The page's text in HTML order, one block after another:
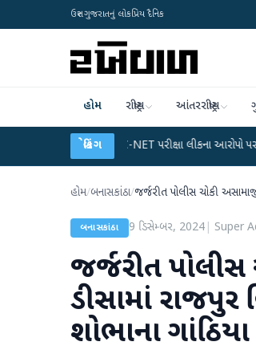
ઉત્તર ગુજરાતનું લોકપ્રિય દૈનિક
હોમ રાષ્ટ્રીય આંતરરાષ્ટ્રીય
બ્રેકિંગ
UGC-NET પરીક્ષા લીકના આરોપો પર રાહુલ ગાંધીએ
હોમ/બનાસકાંઠા/જર્જરીત પોલીસ ચોકી
બનાસકાંઠા 9 ડિસેમ્બર, 2024| Super
જર્જરીત પોલીસ
ડીસામાં રાજપુર
શોભાના